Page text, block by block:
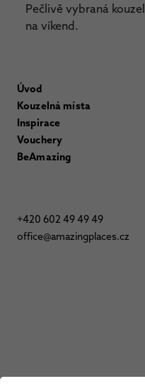
Pečlivě vybraná
na víkend.
Úvod
Kouzelná místa
Inspirace
Vouchery
BeAmazing
+420 602 49 49 49
office@amazingplaces.cz